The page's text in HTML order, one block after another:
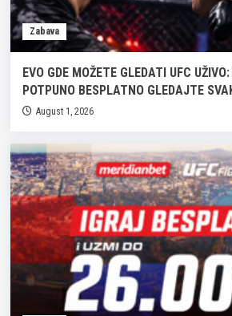
Zabava
EVO GDE MOŽETE GLEDATI UFC
POTPUNO BESPLATNO GLEDAJTE
August 1, 2026